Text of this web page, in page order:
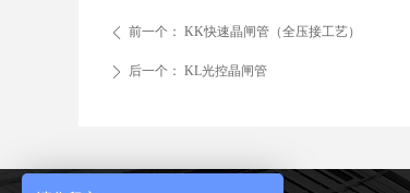
ꄴ 前一个： KK快速晶闸管（全压接工艺）
ꄲ 后一个： KL光控晶闸管